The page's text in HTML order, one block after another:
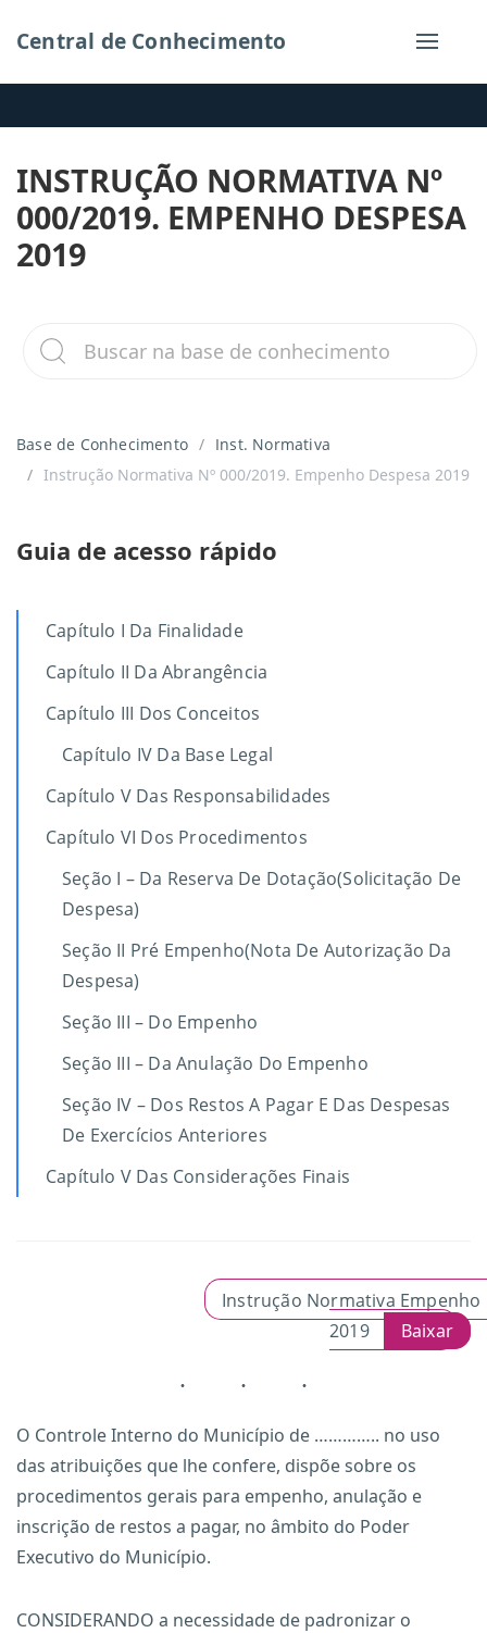
Central de Conhecimento
INSTRUÇÃO NORMATIVA Nº
000/2019. EMPENHO DESPESA
2019
Base de Conhecimento
Inst. Normativa
Instrução Normativa Nº 000/2019. Empenho Despesa 2019
Guia de acesso rápido
Capítulo I Da Finalidade
Capítulo II Da Abrangência
Capítulo III Dos Conceitos
Capítulo IV Da Base Legal
Capítulo V Das Responsabilidades
Capítulo VI Dos Procedimentos
Seção I – Da Reserva De Dotação(Solicitação De
Despesa)
Seção II Pré Empenho(Nota De Autorização Da
Despesa)
Seção III – Do Empenho
Seção III – Da Anulação Do Empenho
Seção IV – Dos Restos A Pagar E Das Despesas
De Exercícios Anteriores
Capítulo V Das Considerações Finais
Instrução Normativa Empenho
2019
Baixar
O Controle Interno do Município de ………….. no uso
das atribuições que lhe confere, dispõe sobre os
procedimentos gerais para empenho, anulação e
inscrição de restos a pagar, no âmbito do Poder
Executivo do Município.
CONSIDERANDO a necessidade de padronizar o